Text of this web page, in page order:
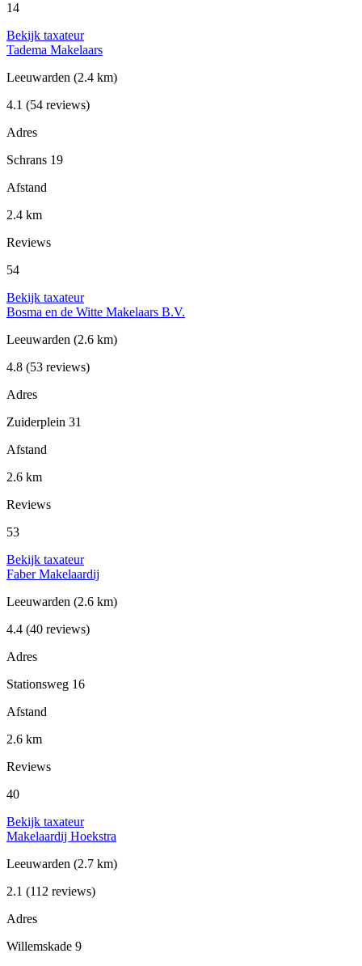
14
Bekijk taxateur
Tadema Makelaars
Leeuwarden (2.4 km)
4.1 (54 reviews)
Adres
Schrans 19
Afstand
2.4 km
Reviews
54
Bekijk taxateur
Bosma en de Witte Makelaars B.V.
Leeuwarden (2.6 km)
4.8 (53 reviews)
Adres
Zuiderplein 31
Afstand
2.6 km
Reviews
53
Bekijk taxateur
Faber Makelaardij
Leeuwarden (2.6 km)
4.4 (40 reviews)
Adres
Stationsweg 16
Afstand
2.6 km
Reviews
40
Bekijk taxateur
Makelaardij Hoekstra
Leeuwarden (2.7 km)
2.1 (112 reviews)
Adres
Willemskade 9